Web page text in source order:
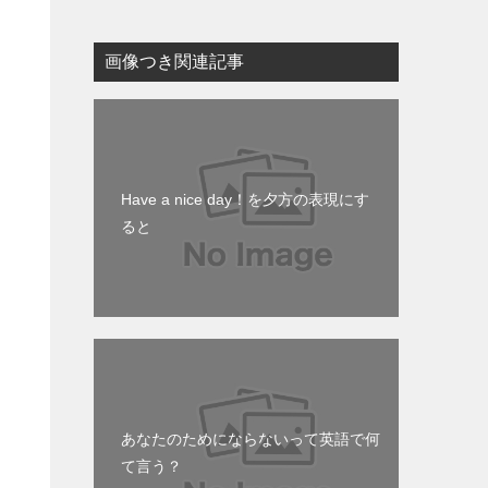
画像つき関連記事
Have a nice day！を夕方の表現にす
ると
あなたのためにならないって英語で何
て言う？